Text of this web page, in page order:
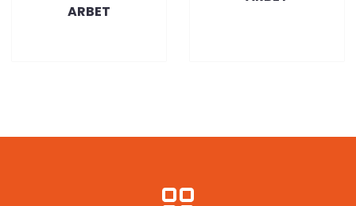
ARBET